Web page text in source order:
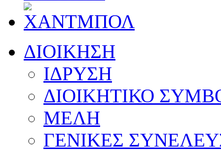
ΔΙΟΙΚΗΣΗ
ΙΔΡΥΣΗ
ΔΙΟΙΚΗΤΙΚΟ
ΜΕΛΗ
ΓΕΝΙΚΕΣ